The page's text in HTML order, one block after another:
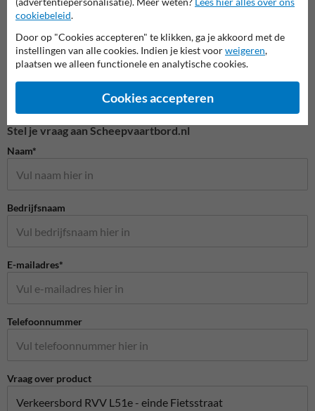
Stel je vraag aan Scheepvaartbord.nl
Naam*
Bedrijfsnaam
E-mailadres*
Telefoonnummer
Vraag over product
cookiebeleid.
Door op "Cookies accepteren" te klikken, ga je akkoord met de
instellingen van alle cookies. Indien je kiest voorweigeren,
plaatsen we alleen functionele en analytische cookies.
Cookies accepteren